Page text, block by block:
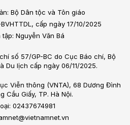
Bộ Dân tộc và Tôn giáo
cấp ngày 17/10/2025
Nguyễn Văn Bá
số 57/GP-BC do Cục Báo chí, Bộ
Du lịch cấp ngày 06/11/2025.
Viễn thông (VNTA), 68 Dương Đình
Cầu Giấy, TP. Hà Nội.
02437674981